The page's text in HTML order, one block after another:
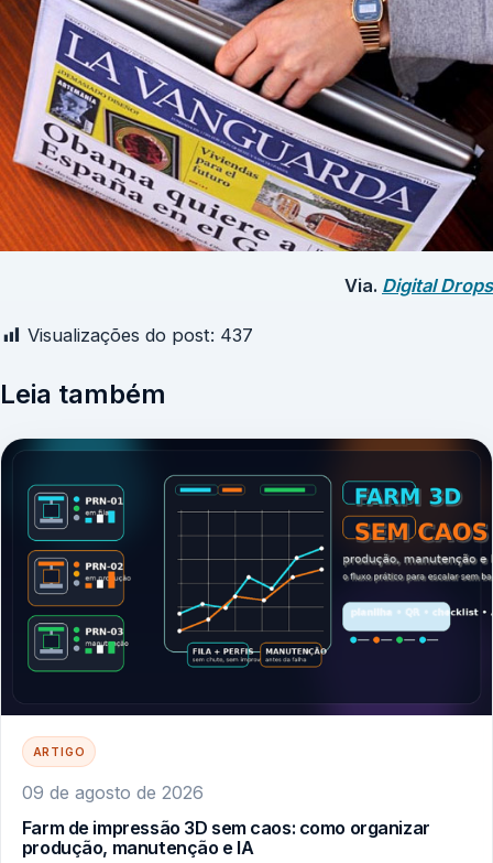
Via. Digital Drops
Visualizações do post: 437
Leia também
ARTIGO
09 de agosto de 2026
Farm de impressão 3D sem caos: como organizar
produção, manutenção e IA